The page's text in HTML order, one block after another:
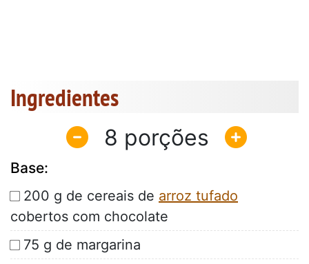
Ingredientes
8
Base:
200 g de cereais de arroz tufado
cobertos com chocolate
75 g de margarina